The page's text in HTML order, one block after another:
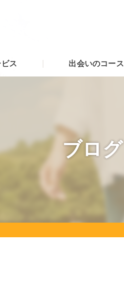
ス 出会いのコース
ブログ